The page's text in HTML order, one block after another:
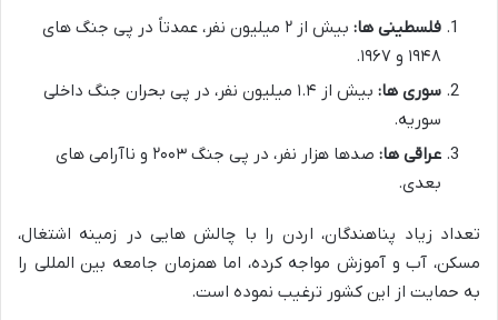
فلسطینی ها:
بیش از ۲ میلیون نفر، عمدتاً در پی جنگ های
۱۹۴۸ و ۱۹۶۷.
سوری ها:
بیش از ۱.۴ میلیون نفر، در پی بحران جنگ داخلی
سوریه.
عراقی ها:
صدها هزار نفر، در پی جنگ ۲۰۰۳ و ناآرامی های
بعدی.
تعداد زیاد پناهندگان، اردن را با چالش هایی در زمینه اشتغال،
مسکن، آب و آموزش مواجه کرده، اما همزمان جامعه بین المللی را
به حمایت از این کشور ترغیب نموده است.